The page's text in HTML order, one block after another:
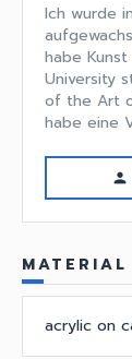
Ich wurde
habe
University
of the Art
habe eine
person
MATERIAL
acrylic on